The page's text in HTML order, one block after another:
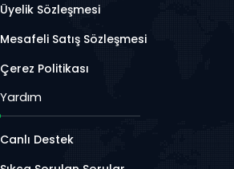
Üyelik Sözleşmesi
Mesafeli Satış Sözleşmesi
Çerez Politikası
Yardım
Canlı Destek